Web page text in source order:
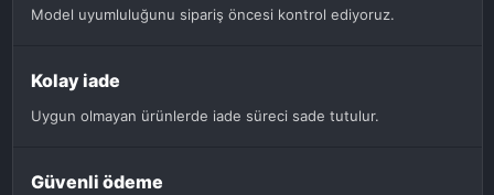
Model uyumluluğunu sipariş öncesi kontrol ediyoruz.
Kolay iade
Uygun olmayan ürünlerde iade süreci sade tutulur.
Güvenli ödeme